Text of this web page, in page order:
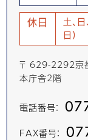
休日
土、
日)
〒 629-2292京
本庁舎2階
電話番号：
FAX番号：